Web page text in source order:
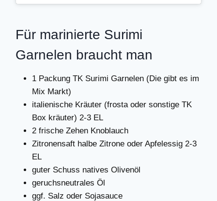
Für marinierte Surimi
Garnelen braucht man
1 Packung TK Surimi Garnelen (Die gibt es im
Mix Markt)
italienische Kräuter (frosta oder sonstige TK
Box kräuter) 2-3 EL
2 frische Zehen Knoblauch
Zitronensaft halbe Zitrone oder Apfelessig 2-3
EL
guter Schuss natives Olivenöl
geruchsneutrales Öl
ggf. Salz oder Sojasauce